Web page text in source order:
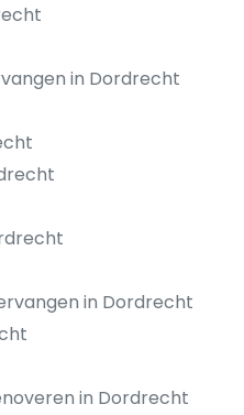
in Dordrecht
in Dordrecht
in Dordrecht